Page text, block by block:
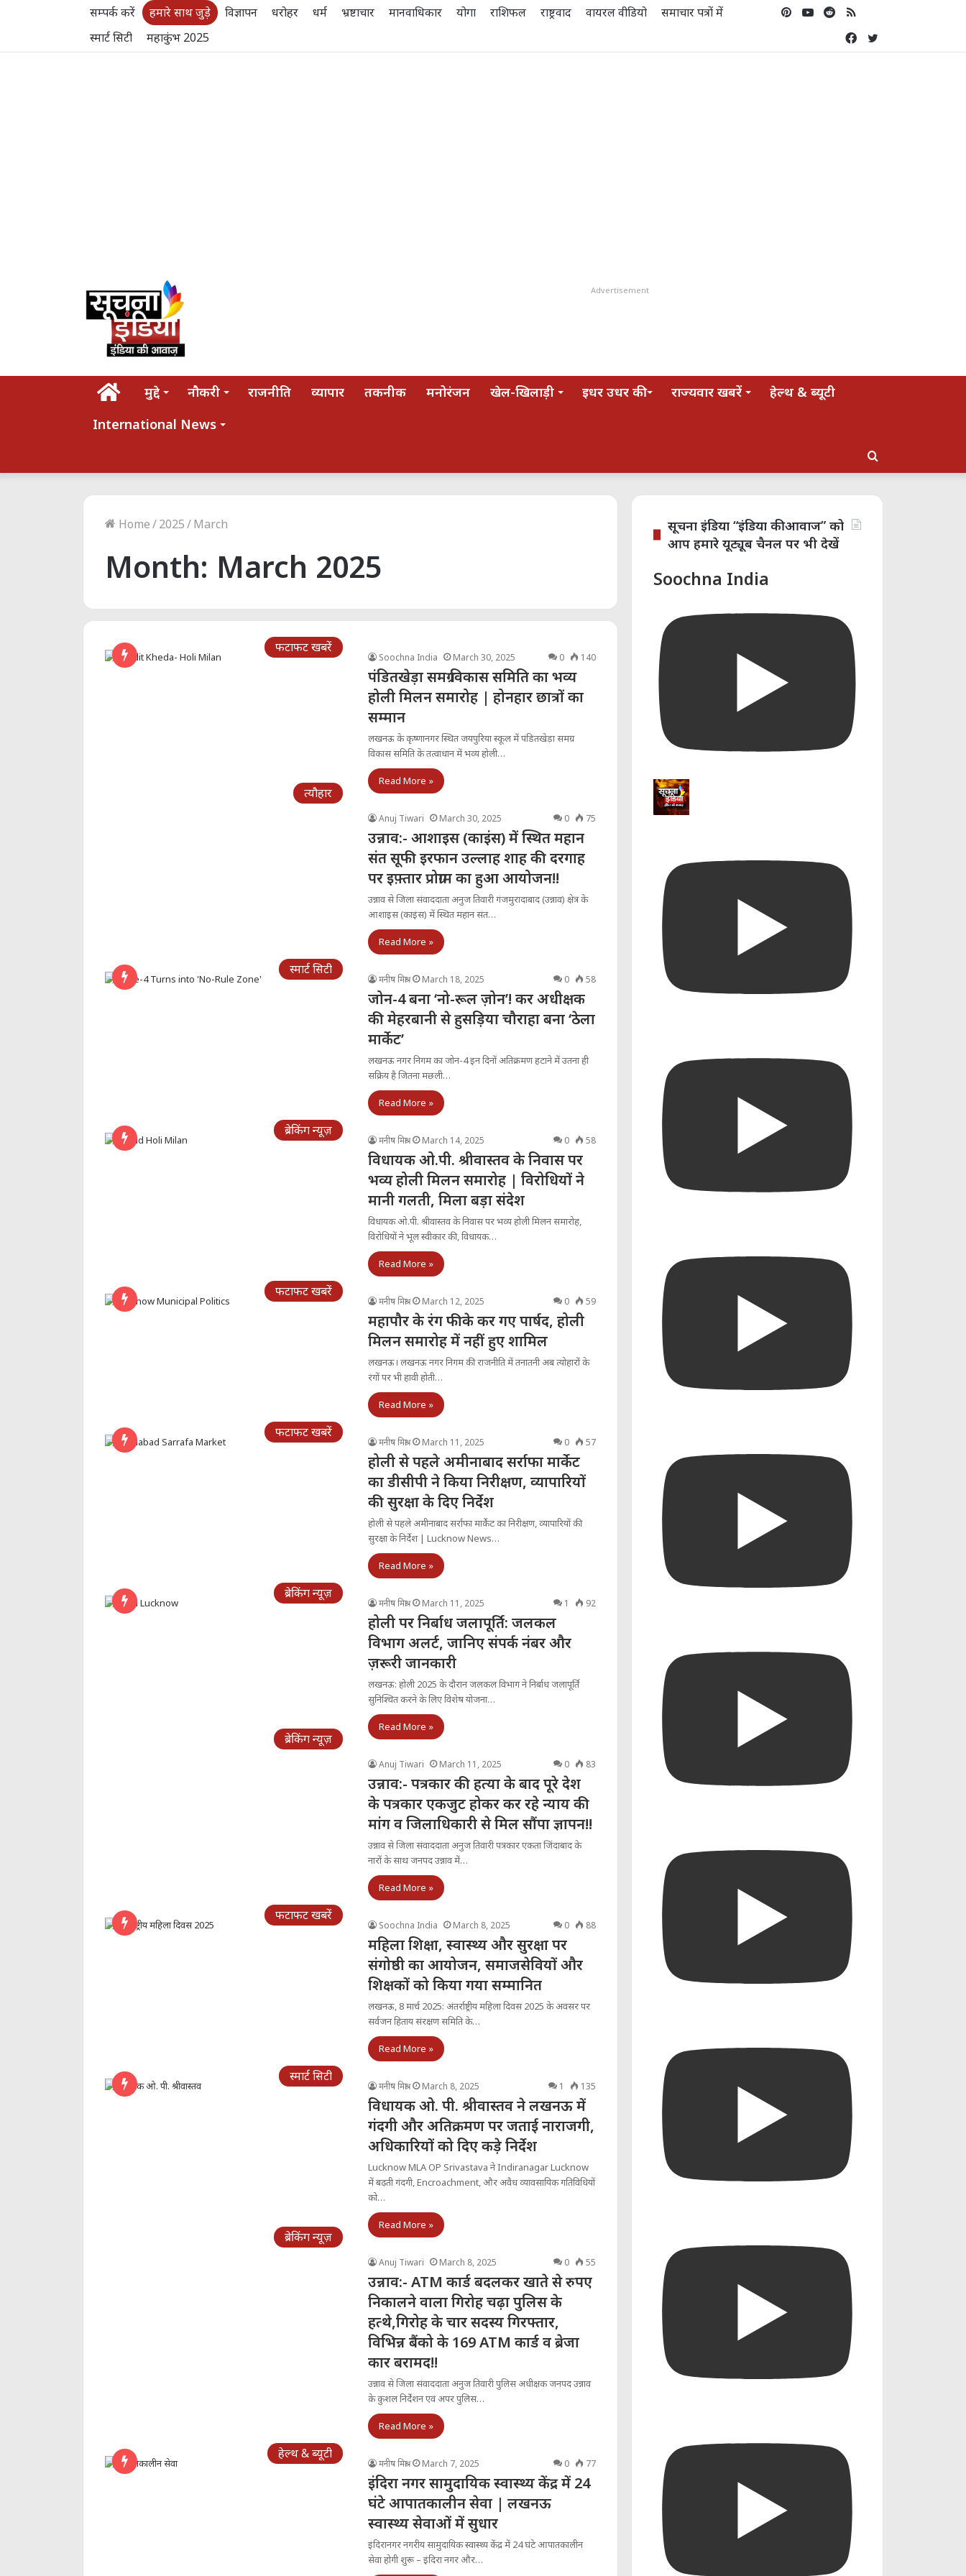
सम्पर्क करें हमारे साथ जुड़े विज्ञापन धरोहर धर्म भ्रष्टाचार मानवाधिकार योगा राशिफल राष्ट्रवाद वायरल वीडियो
समाचार पत्रों में
स्मार्ट सिटी
महाकुंभ 2025
RSS
Reddit
YouTube
Pinterest
Facebook
Advertisement
होम मुद्दे नौकरी राजनीति व्यापार तकनीक मनोरंजन खेल-खिलाड़ी इधर उधर की राज्यवार खबरें
हेल्थ & ब्यूटी
International News
Search
Home/2025/March
Month: March 2025
फटाफट खबरें
Soochna India March 30, 2025 0 140
पंडितखेड़ा समग्र विकास समिति का भव्य
होली मिलन समारोह | होनहार छात्रों का
सम्मान
लखनऊ के कृष्णानगर स्थित जयपुरिया स्कूल में पंडितखेड़ा समग्र
विकास समिति के तत्वाधान में भव्य होली…
Read More »
त्यौहार
Anuj Tiwari March 30, 2025 0 75
उन्नाव:- आशाइस (काइंस) में स्थित महान
संत सूफी इरफान उल्लाह शाह की दरगाह
पर इफ़्तार प्रोग्राम का हुआ आयोजन!!
उन्नाव से जिला संवाददाता अनुज तिवारी गंजमुरादाबाद (उन्नाव) क्षेत्र के
आशाइस (काइंस) में स्थित महान संत…
Read More »
स्मार्ट सिटी
मनीष मिश्रा March 18, 2025 0 58
जोन-4 बना ‘नो-रूल ज़ोन’! कर अधीक्षक
की मेहरबानी से हुसड़िया चौराहा बना ‘ठेला
मार्केट’
लखनऊ नगर निगम का जोन-4 इन दिनों अतिक्रमण हटाने में उतना ही
सक्रिय है जितना मछली…
Read More »
ब्रेकिंग न्यूज़
मनीष मिश्रा March 14, 2025 0 58
विधायक ओ.पी. श्रीवास्तव के निवास पर
भव्य होली मिलन समारोह | विरोधियों ने
मानी गलती, मिला बड़ा संदेश
विधायक ओ.पी. श्रीवास्तव के निवास पर भव्य होली मिलन समारोह,
विरोधियों ने भूल स्वीकार की, विधायक…
Read More »
फटाफट खबरें
मनीष मिश्रा March 12, 2025 0 59
महापौर के रंग फीके कर गए पार्षद, होली
मिलन समारोह में नहीं हुए शामिल
लखनऊ। लखनऊ नगर निगम की राजनीति में तनातनी अब त्योहारों के
रंगों पर भी हावी होती…
Read More »
फटाफट खबरें
मनीष मिश्रा March 11, 2025 0 57
होली से पहले अमीनाबाद सर्राफा मार्केट
का डीसीपी ने किया निरीक्षण, व्यापारियों
की सुरक्षा के दिए निर्देश
होली से पहले अमीनाबाद सर्राफा मार्केट का निरीक्षण, व्यापारियों की
सुरक्षा के निर्देश | Lucknow News…
Read More »
ब्रेकिंग न्यूज़
मनीष मिश्रा March 11, 2025 1 92
होली पर निर्बाध जलापूर्ति: जलकल
विभाग अलर्ट, जानिए संपर्क नंबर और
ज़रूरी जानकारी
लखनऊ: होली 2025 के दौरान जलकल विभाग ने निर्बाध जलापूर्ति
सुनिश्चित करने के लिए विशेष योजना…
Read More »
ब्रेकिंग न्यूज़
Anuj Tiwari March 11, 2025 0 83
उन्नाव:- पत्रकार की हत्या के बाद पूरे देश
के पत्रकार एकजुट होकर कर रहे न्याय की
मांग व जिलाधिकारी से मिल सौंपा ज्ञापन!!
उन्नाव से जिला संवाददाता अनुज तिवारी पत्रकार एकता जिंदाबाद के
नारों के साथ जनपद उन्नाव में…
Read More »
फटाफट खबरें
Soochna India March 8, 2025 0 88
महिला शिक्षा, स्वास्थ्य और सुरक्षा पर
संगोष्ठी का आयोजन, समाजसेवियों और
शिक्षकों को किया गया सम्मानित
लखनऊ, 8 मार्च 2025: अंतर्राष्ट्रीय महिला दिवस 2025 के अवसर पर
सर्वजन हिताय संरक्षण समिति के…
Read More »
स्मार्ट सिटी
मनीष मिश्रा March 8, 2025 1 135
विधायक ओ. पी. श्रीवास्तव ने लखनऊ में
गंदगी और अतिक्रमण पर जताई नाराजगी,
अधिकारियों को दिए कड़े निर्देश
Lucknow MLA OP Srivastava ने Indiranagar Lucknow
में बढ़ती गंदगी, Encroachment, और अवैध व्यावसायिक गतिविधियों
को…
Read More »
ब्रेकिंग न्यूज़
Anuj Tiwari March 8, 2025 0 55
उन्नाव:- ATM कार्ड बदलकर खाते से रुपए
निकालने वाला गिरोह चढ़ा पुलिस के
हत्थे,गिरोह के चार सदस्य गिरफ्तार,
विभिन्न बैंको के 169 ATM कार्ड व ब्रेजा
कार बरामद!!
उन्नाव से जिला संवाददाता अनुज तिवारी पुलिस अधीक्षक जनपद उन्नाव
के कुशल निर्देशन एवं अपर पुलिस…
Read More »
हेल्थ & ब्यूटी
मनीष मिश्रा March 7, 2025 0 77
इंदिरा नगर सामुदायिक स्वास्थ्य केंद्र में 24
घंटे आपातकालीन सेवा | लखनऊ
स्वास्थ्य सेवाओं में सुधार
इंदिरानगर नगरीय सामुदायिक स्वास्थ्य केंद्र में 24 घंटे आपातकालीन
सेवा होगी शुरू – इंदिरा नगर और…
सूचना इंडिया “इंडिया की आवाज” को
आप हमारे यूट्यूब चैनल पर भी देखें
Soochna India